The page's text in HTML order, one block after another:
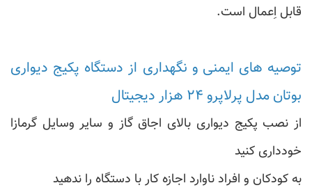
قابل اِعمال است.
توصیه های ایمنی و نگهداری از دستگاه پکیج دیواری
بوتان مدل پرلاپرو ۲۴ هزار دیجیتال
از نصب پکیج دیواری بالای اجاق گاز و سایر وسایل گرمازا
خودداری کنید
به کودکان و افراد ناوارد اجازه کار با دستگاه را ندهید